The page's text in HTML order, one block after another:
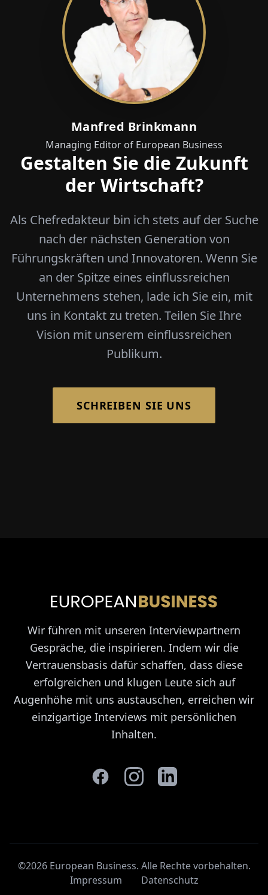
Manfred Brinkmann
Managing Editor of European Business
Gestalten Sie die Zukunft
der Wirtschaft?
Als Chefredakteur bin ich stets auf der Suche
nach der nächsten Generation von
Führungskräften und Innovatoren. Wenn Sie
an der Spitze eines einflussreichen
Unternehmens stehen, lade ich Sie ein, mit
uns in Kontakt zu treten. Teilen Sie Ihre
Vision mit unserem einflussreichen
Publikum.
SCHREIBEN SIE UNS
Wir führen mit unseren Interviewpartnern
Gespräche, die inspirieren. Indem wir die
Vertrauensbasis dafür schaffen, dass diese
erfolgreichen und klugen Leute sich auf
Augenhöhe mit uns austauschen, erreichen wir
einzigartige Interviews mit persönlichen
Inhalten.
©2026 European Business. Alle Rechte vorbehalten.
Impressum
Datenschutz